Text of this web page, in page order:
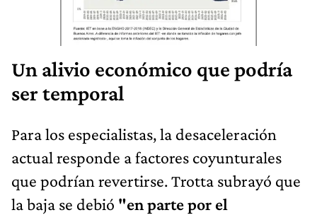
Un alivio económico que podría
ser temporal
Para los especialistas, la desaceleración
actual responde a factores coyunturales
que podrían revertirse. Trotta subrayó que
la baja se debió "en parte por el